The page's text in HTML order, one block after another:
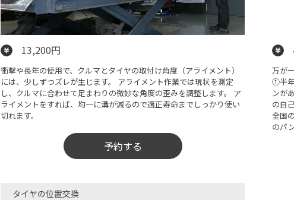
13,200円
衝撃や長年の使用で、クルマとタイヤの取付け角度（アライメント）
には、少しずつズレが生じます。 アライメント作業では現状を測定
し、クルマに合わせて足まわりの微妙な角度の歪みを調整します。 ア
ライメントをすれば、均一に溝が減るので適正寿命までしっかり使い
切れます。
予約する
万が
➀半
ンが
の自
全国
のパ
タイヤの位置交換